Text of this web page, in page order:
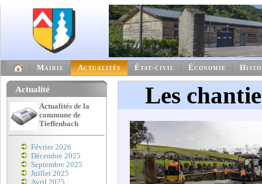
Mairie Actualités État-civil Économie
Actualité
Actualités de la
commune de
Tieffenbach
Février 2026
Décembre 2025
Septembre 2025
Juillet 2025
Avril 2025
Les